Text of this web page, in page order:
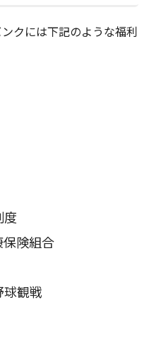
クには下記のような福利
度
険組合
球観戦